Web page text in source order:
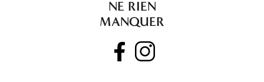
NE RIEN
MANQUER